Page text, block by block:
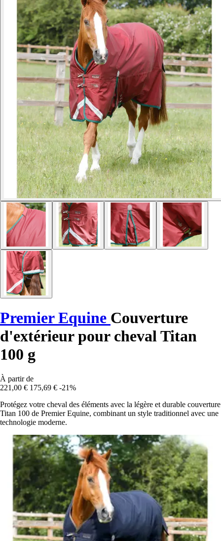
Premier Equine Couverture
d'extérieur pour cheval Titan
100 g
À partir de
221,00 € 175,69 € -21%
Protégez votre cheval des éléments avec la légère et durable couverture
Titan 100 de Premier Equine, combinant un style traditionnel avec une
technologie moderne.